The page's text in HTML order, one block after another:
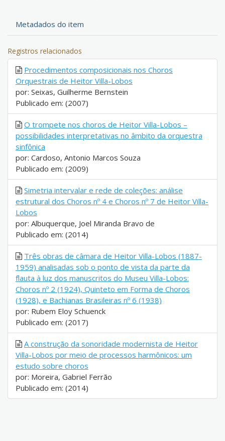
Metadados do item
Registros relacionados
Procedimentos composicionais nos Choros
Orquestrais de Heitor Villa-Lobos
por: Seixas, Guilherme Bernstein
Publicado em: (2007)
O trompete nos choros de Heitor Villa-Lobos –
possibilidades interpretativas no âmbito da orquestra
sinfônica
por: Cardoso, Antonio Marcos Souza
Publicado em: (2009)
Simetria intervalar e rede de coleções: análise
estrutural dos Choros nº 4 e Choros nº 7 de Heitor Villa-
Lobos
por: Albuquerque, Joel Miranda Bravo de
Publicado em: (2014)
Três obras de câmara de Heitor Villa-Lobos (1887-
1959) analisadas sob o ponto de vista da parte da
flauta à luz dos manuscritos do Museu Villa-Lobos:
Choros nº 2 (1924), Quinteto em Forma de Choros
(1928), e Bachianas Brasileiras nº 6 (1938)
por: Rubem Eloy Schuenck
Publicado em: (2017)
A construção da sonoridade modernista de Heitor
Villa-Lobos por meio de processos harmônicos: um
estudo sobre choros
por: Moreira, Gabriel Ferrão
Publicado em: (2014)